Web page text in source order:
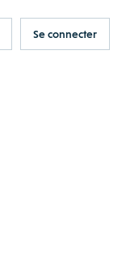
Se connecter